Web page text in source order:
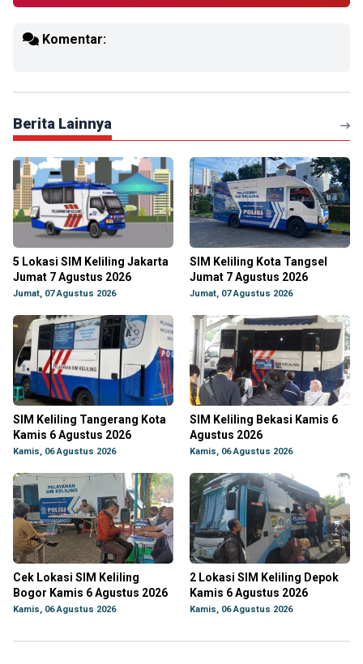
Komentar:
Berita Lainnya
5 Lokasi SIM Keliling Jakarta
Jumat 7 Agustus 2026
Jumat, 07 Agustus 2026
SIM Keliling Kota Tangsel
Jumat 7 Agustus 2026
Jumat, 07 Agustus 2026
SIM Keliling Tangerang Kota
Kamis 6 Agustus 2026
Kamis, 06 Agustus 2026
SIM Keliling Bekasi Kamis 6
Agustus 2026
Kamis, 06 Agustus 2026
Cek Lokasi SIM Keliling
Bogor Kamis 6 Agustus 2026
Kamis, 06 Agustus 2026
2 Lokasi SIM Keliling Depok
Kamis 6 Agustus 2026
Kamis, 06 Agustus 2026